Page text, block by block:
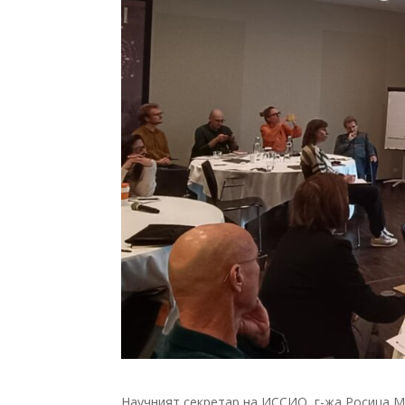
Научният секретар на ИССИО, г-жа Росица